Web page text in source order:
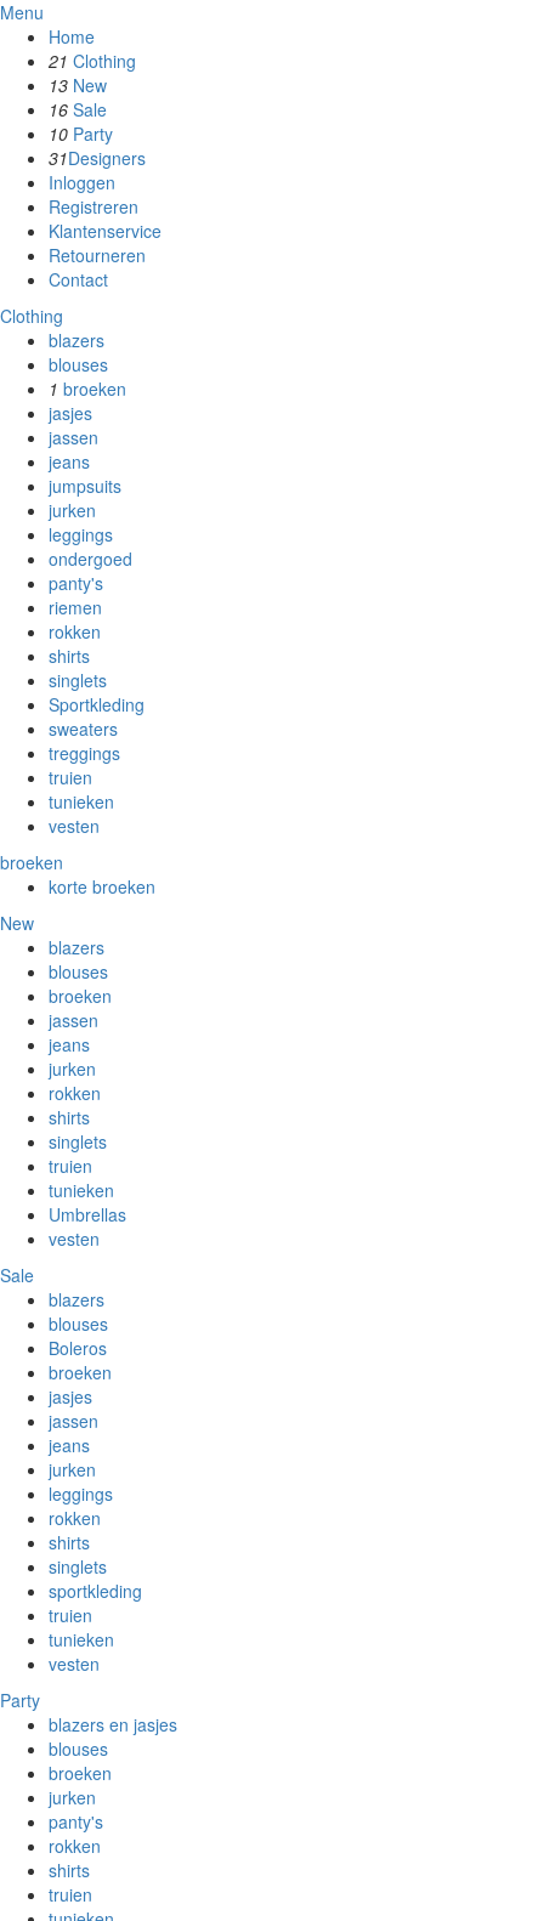
Menu
Home
21 Clothing
13 New
16 Sale
10 Party
31Designers
Inloggen
Registreren
Klantenservice
Retourneren
Contact
Clothing
blazers
blouses
1 broeken
jasjes
jassen
jeans
jumpsuits
jurken
leggings
ondergoed
panty's
riemen
rokken
shirts
singlets
Sportkleding
sweaters
treggings
truien
tunieken
vesten
broeken
korte broeken
New
blazers
blouses
broeken
jassen
jeans
jurken
rokken
shirts
singlets
truien
tunieken
Umbrellas
vesten
Sale
blazers
blouses
Boleros
broeken
jasjes
jassen
jeans
jurken
leggings
rokken
shirts
singlets
sportkleding
truien
tunieken
vesten
Party
blazers en jasjes
blouses
broeken
jurken
panty's
rokken
shirts
truien